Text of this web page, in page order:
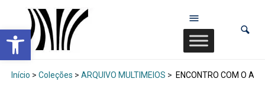
Abrir a barra de ferramentas
Início > Coleções > ARQUIVO MULTIMEIOS > ENCONTRO COM O